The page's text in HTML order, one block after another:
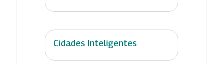
Cidades Inteligentes